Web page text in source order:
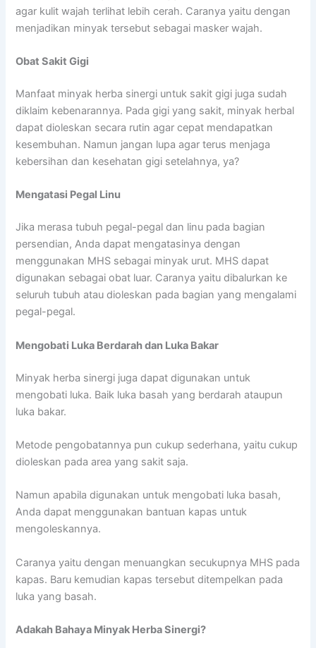
agar kulit wajah terlihat lebih cerah. Caranya yaitu dengan
menjadikan minyak tersebut sebagai masker wajah.
Obat Sakit Gigi
Manfaat minyak herba sinergi untuk sakit gigi juga sudah
diklaim kebenarannya. Pada gigi yang sakit, minyak herbal
dapat dioleskan secara rutin agar cepat mendapatkan
kesembuhan. Namun jangan lupa agar terus menjaga
kebersihan dan kesehatan gigi setelahnya, ya?
Mengatasi Pegal Linu
Jika merasa tubuh pegal-pegal dan linu pada bagian
persendian, Anda dapat mengatasinya dengan
menggunakan MHS sebagai minyak urut. MHS dapat
digunakan sebagai obat luar. Caranya yaitu dibalurkan ke
seluruh tubuh atau dioleskan pada bagian yang mengalami
pegal-pegal.
Mengobati Luka Berdarah dan Luka Bakar
Minyak herba sinergi juga dapat digunakan untuk
mengobati luka. Baik luka basah yang berdarah ataupun
luka bakar.
Metode pengobatannya pun cukup sederhana, yaitu cukup
dioleskan pada area yang sakit saja.
Namun apabila digunakan untuk mengobati luka basah,
Anda dapat menggunakan bantuan kapas untuk
mengoleskannya.
Caranya yaitu dengan menuangkan secukupnya MHS pada
kapas. Baru kemudian kapas tersebut ditempelkan pada
luka yang basah.
Adakah Bahaya Minyak Herba Sinergi?